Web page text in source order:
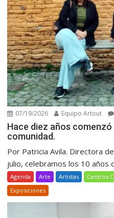
07/19/2026 Equipo Artout
Hace diez años comenzó
comunidad.
Por Patricia Avila. Directora
julio, celebramos los 10 años
Agenda Arte Artistas Centros
Exposiciones